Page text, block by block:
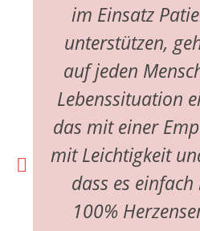
im Einsatz
unterstützen,
auf jeden
Lebenssituation
das mit einer
mit Leichtigkeit
dass es
100%